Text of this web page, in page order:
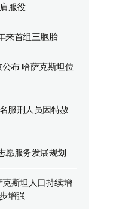
服役
来首组三胞胎
布 哈萨克斯坦位
服刑人员因特赦
愿服务发展规划
斯坦人口持续增
增强